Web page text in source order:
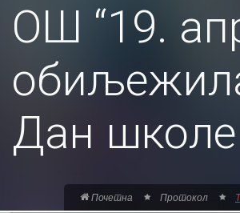
ОШ “19.
Дан школе
Почетна Протокол